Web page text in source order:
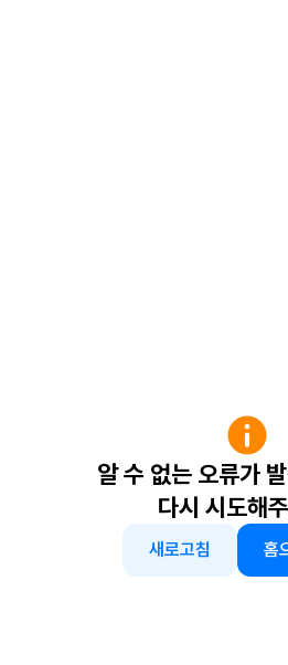
알 수 없는 오류가
다시 시도해
새로고침 홈